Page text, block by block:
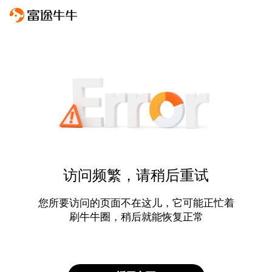
访问频繁，请稍后重试
您所要访问的页面不在这儿，它可能正忙着
刷牛牛圈，稍后就能恢复正常